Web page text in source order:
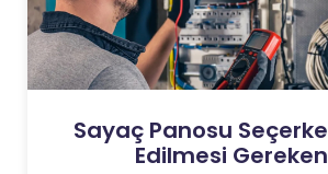
Endüstriyel
Panolarının